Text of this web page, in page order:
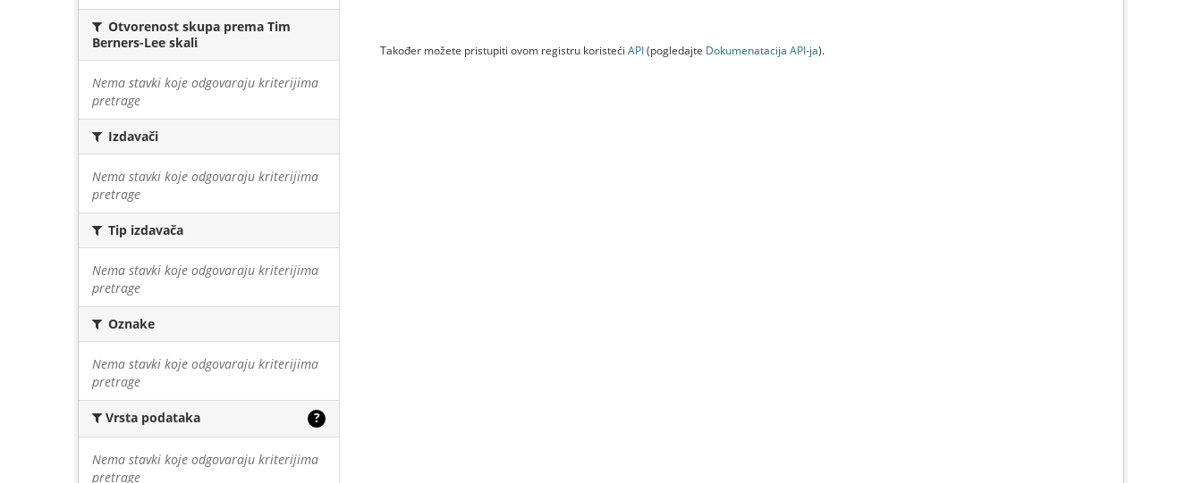
Otvorenost skupa prema Tim
Berners-Lee skali
Nema stavki koje odgovaraju kriterijima
pretrage
Izdavači
Nema stavki koje odgovaraju kriterijima
pretrage
Tip izdavača
Nema stavki koje odgovaraju kriterijima
pretrage
Oznake
Nema stavki koje odgovaraju kriterijima
pretrage
Vrsta podataka ?
Nema stavki koje odgovaraju kriterijima
pretrage
Također možete pristupiti ovom registru koristeći API(pogledajte Dokumenаtаcijа API-jа).